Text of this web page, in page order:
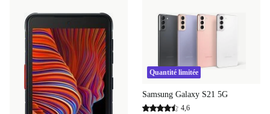
Quantité limitée
Samsung Galaxy S21 5G
4,6